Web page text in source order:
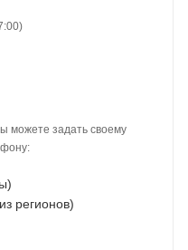
можете задать своему
регионов)